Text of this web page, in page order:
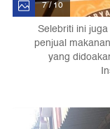
7 / 10
Selebriti ini
penjual
yang